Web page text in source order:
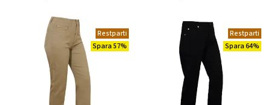
Restparti
Spara 57%
Restparti
Spara 64%